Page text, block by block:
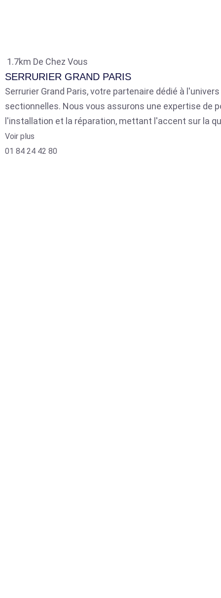
1.7km De Chez Vous
SERRURIER GRAND PARIS
Serrurier Grand Paris, votre partenaire dédié à
sectionnelles. Nous vous assurons une expertise de
l'installation et la réparation, mettant l'accent sur la
Voir plus
01 84 24 42 80